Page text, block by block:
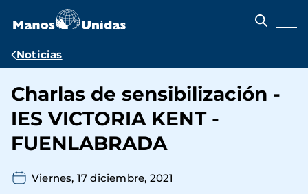
contenido
Ruta
navegación
Noticias
Charlas de sensibilización -
IES VICTORIA KENT -
FUENLABRADA
Viernes, 17 diciembre, 2021